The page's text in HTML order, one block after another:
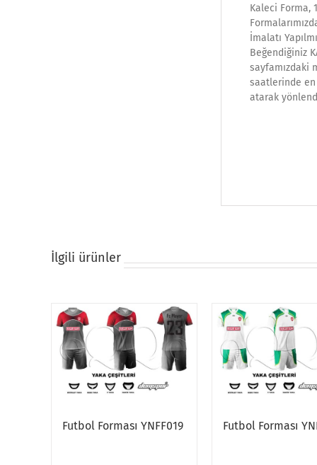
Kaleci Forma,
İmalatı
Beğendiğiniz
sayfamızdaki
saatlerinde
atarak
İlgili ürünler
Futbol Forması YNFF019 Futbol Forması